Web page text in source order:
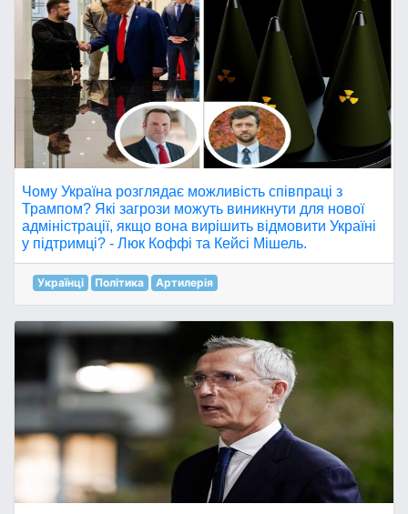
Чому Україна розглядає можливість співпраці з
Трампом? Які загрози можуть виникнути для нової
адміністрації, якщо вона вирішить відмовити Україні
у підтримці? - Люк Коффі та Кейсі Мішель.
Українці Політика Артилерія